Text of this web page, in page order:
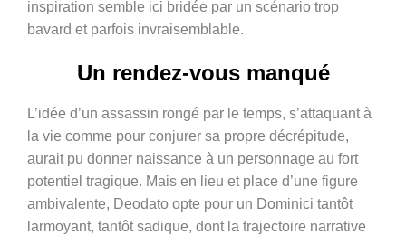
inspiration semble ici bridée par un scénario trop
bavard et parfois invraisemblable.
Un rendez-vous manqué
L’idée d’un assassin rongé par le temps, s’attaquant à
la vie comme pour conjurer sa propre décrépitude,
aurait pu donner naissance à un personnage au fort
potentiel tragique. Mais en lieu et place d’une figure
ambivalente, Deodato opte pour un Dominici tantôt
larmoyant, tantôt sadique, dont la trajectoire narrative